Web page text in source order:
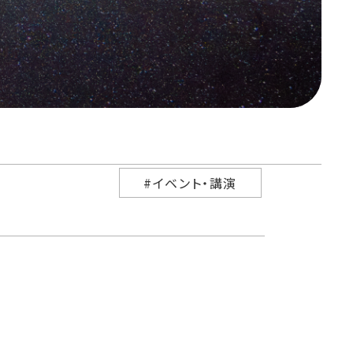
#イベント・講演